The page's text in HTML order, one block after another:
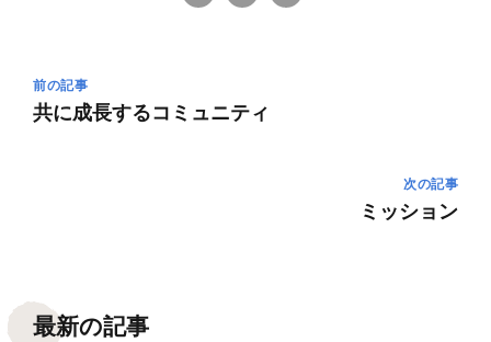
前の記事
共に成長するコミュニティ
次の記事
ミッション
最新の記事